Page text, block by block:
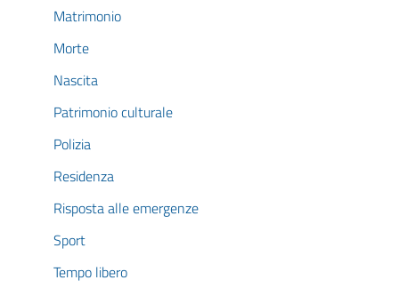
Matrimonio
Morte
Nascita
Patrimonio culturale
Polizia
Residenza
Risposta alle emergenze
Sport
Tempo libero